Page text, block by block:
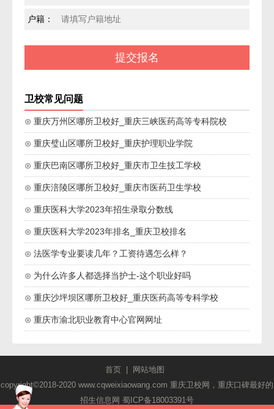
户籍：
卫校常见问题
⊙ 重庆万州区哪所卫校好_重庆三峡医药高等专科院校
⊙ 重庆璧山区哪所卫校好_重庆护理职业学院
⊙ 重庆巴南区哪所卫校好_重庆市卫生技工学校
⊙ 重庆涪陵区哪所卫校好_重庆市医药卫生学校
⊙ 重庆医科大学2023年招生录取分数线
⊙ 重庆医科大学2023年排名_重庆卫校排名
⊙ 法医学专业要读几年？工资待遇怎么样？
⊙ 为什么许多人都选择当护士-这个职业好吗
⊙ 重庆沙坪坝区哪所卫校好_重庆医药高等专科学校
⊙ 重庆市渝北职业教育中心官网网址
首页|
网站地图
copyright©2018-2020 www.cqweixiaowang.com 重庆卫校网，重庆口碑最好的
招生信息网 蜀ICP备18003391号